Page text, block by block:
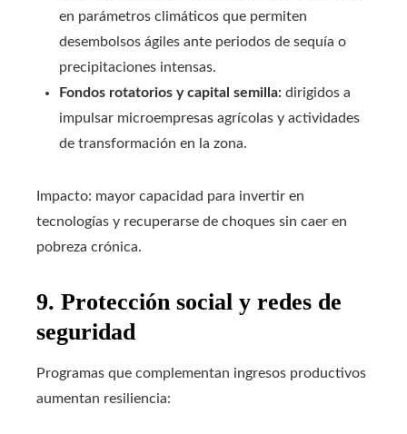
en parámetros climáticos que permiten
desembolsos ágiles ante periodos de sequía o
precipitaciones intensas.
Fondos rotatorios y capital semilla: dirigidos a
impulsar microempresas agrícolas y actividades
de transformación en la zona.
Impacto: mayor capacidad para invertir en
tecnologías y recuperarse de choques sin caer en
pobreza crónica.
9. Protección social y redes de
seguridad
Programas que complementan ingresos productivos
aumentan resiliencia: